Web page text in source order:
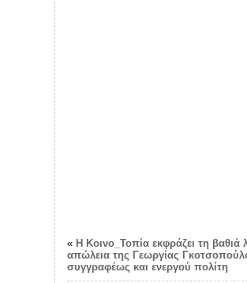
« Η Κοινο_Τοπία εκφράζει τη βαθιά
απώλεια της Γεωργίας
συγγραφέως και ενεργού πολίτη